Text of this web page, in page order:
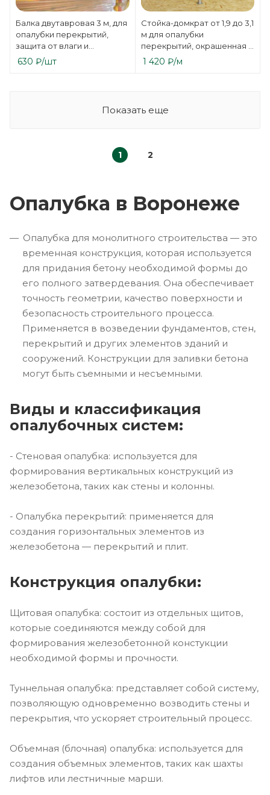
Балка двутавровая 3 м, для
опалубки перекрытий,
защита от влаги и
деформации
630 ₽/шт
Стойка-домкрат от 1,9 до 3,1
м для опалубки
перекрытий, окрашенная /
оцинкованная
1 420 ₽/м
Показать еще
1 2
Опалубка в Воронеже
Опалубка для монолитного строительства — это
временная конструкция, которая используется
для придания бетону необходимой формы до
его полного затвердевания. Она обеспечивает
точность геометрии, качество поверхности и
безопасность строительного процесса.
Применяется в возведении фундаментов, стен,
перекрытий и других элементов зданий и
сооружений. Конструкции для заливки бетона
могут быть съемными и несъемными.
Виды и классификация
опалубочных систем:
- Стеновая опалубка: используется для
формирования вертикальных конструкций из
железобетона, таких как стены и колонны.
- Опалубка перекрытий: применяется для
создания горизонтальных элементов из
железобетона — перекрытий и плит.
Конструкция опалубки:
Щитовая опалубка: состоит из отдельных щитов,
которые соединяются между собой для
формирования железобетонной констукции
необходимой формы и прочности.
Туннельная опалубка: представляет собой систему,
позволяющую одновременно возводить стены и
перекрытия, что ускоряет строительный процесс.
Объемная (блочная) опалубка: используется для
создания объемных элементов, таких как шахты
лифтов или лестничные марши.